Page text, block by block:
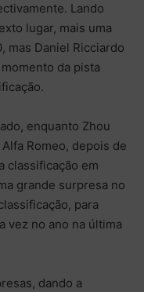
Lando
lugar, mais uma
mas Daniel Ricciardo
da pista
enquanto Zhou
Romeo, depois de
classificação em
grande surpresa no
para
vez no ano na última
dando a